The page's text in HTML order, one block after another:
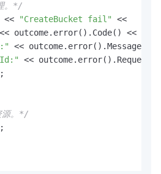
。*/
<< "CreateBucket fail"
<<
<< outcome.error().Code() <<
<< outcome.error().Message()
<<
;
源。*/